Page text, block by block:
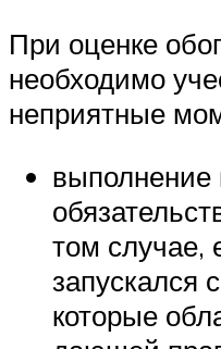
При оценке
необходимо
неприятные
выполнение
том случае,
запускался
которые